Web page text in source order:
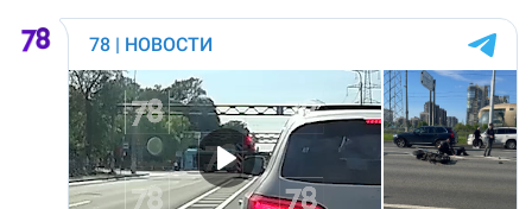
Кто такой Гусейн Гасанов
— Я надеюсь, приговор будет в цифрах, а не
пожизненное, —говорил Миссюра